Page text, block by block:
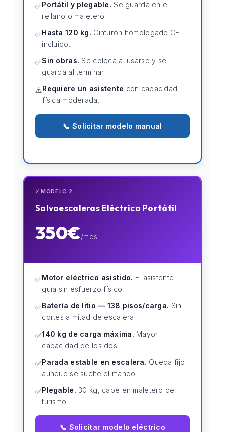
✅Portátil y plegable. Se guarda en el
rellano o maletero.
✅Hasta 120 kg. Cinturón homologado CE
incluido.
✅Sin obras. Se coloca al usarse y se
guarda al terminar.
⚠️Requiere un asistente con capacidad
física moderada.
📞 Solicitar modelo manual
⚡ MODELO 2
Salvaescaleras Eléctrico Portátil
350€/mes
✅Motor eléctrico asistido. El asistente
guía sin esfuerzo físico.
✅Batería de litio — 138 pisos/carga. Sin
cortes a mitad de escalera.
✅140 kg de carga máxima. Mayor
capacidad de los dos.
✅Parada estable en escalera. Queda fijo
aunque se suelte el mando.
✅Plegable. 30 kg, cabe en maletero de
turismo.
📞 Solicitar modelo eléctrico